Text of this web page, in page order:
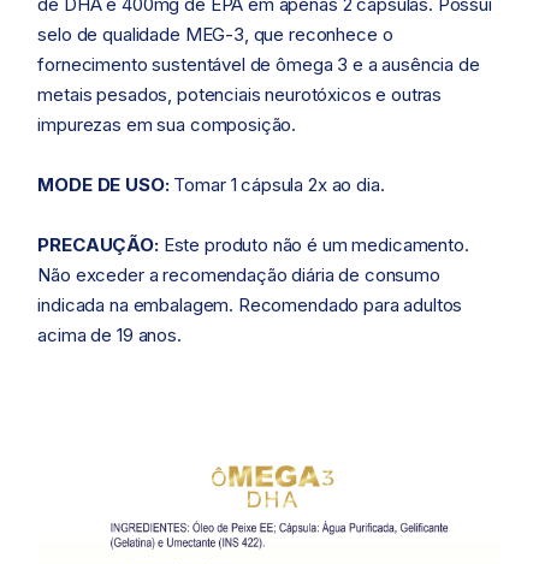
de DHA e 400mg de EPA em apenas 2 cápsulas. Possui
selo de qualidade MEG-3, que reconhece o
fornecimento sustentável de ômega 3 e a ausência de
metais pesados, potenciais neurotóxicos e outras
impurezas em sua composição.
MODE DE USO:Tomar 1 cápsula 2x ao dia.
PRECAUÇÃO:Este produto não é um medicamento.
Não exceder a recomendação diária de consumo
indicada na embalagem. Recomendado para adultos
acimade 19 anos.